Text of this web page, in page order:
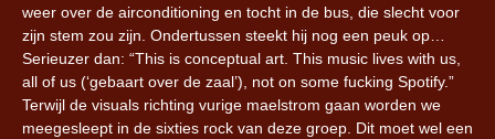
weer over de airconditioning en tocht in de bus, die slecht voor
zijn stem zou zijn. Ondertussen steekt hij nog een peuk op…
Serieuzer dan: “This is conceptual art. This music lives with us,
all of us (‘gebaart over de zaal’), not on some fucking Spotify.”
Terwijl de visuals richting vurige maelstrom gaan worden we
meegesleept in de sixties rock van deze groep. Dit moet wel een